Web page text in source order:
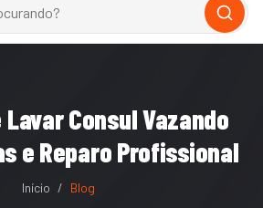
Consul Vazando
e Reparo Profissional
Início / Blog